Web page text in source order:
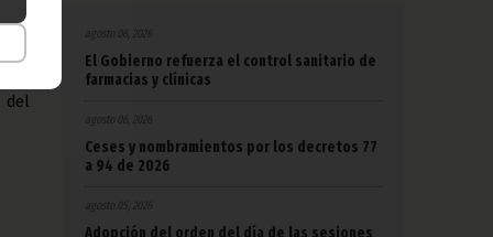
del
agosto 06, 2026
El Gobierno refuerza el control sanitario de
farmacias y clínicas
agosto 06, 2026
Ceses y nombramientos por los decretos 77
a 94 de 2026
agosto 05, 2026
Adopción del orden del día de las sesiones